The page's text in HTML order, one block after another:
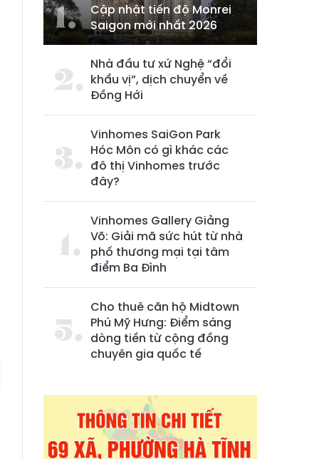
Cập nhật tiến độ Monrei
Saigon mới nhất 2026
Nhà đầu tư xứ Nghệ “đổi
khẩu vị”, dịch chuyển về
Đồng Hới
Vinhomes SaiGon Park
Hóc Môn có gì khác các
đô thị Vinhomes trước
đây?
Vinhomes Gallery Giảng
Võ: Giải mã sức hút từ nhà
phố thương mại tại tâm
điểm Ba Đình
Cho thuê căn hộ Midtown
Phú Mỹ Hưng: Điểm sáng
dòng tiền từ cộng đồng
chuyên gia quốc tế